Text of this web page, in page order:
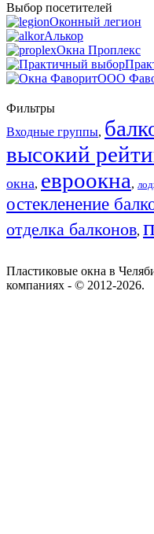
Выбор посетителей
Оконный легион
Алькор
Окна Проплекс
ООО
Фильтры
Входные группы,
высокий
окна, евроокна,
остекленение
отделка балконов,
Пластиковые окна в
компаниях - © 2012-2026.